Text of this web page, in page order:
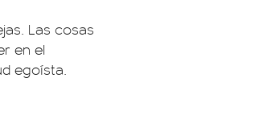
Las cosas
en el
egoísta.